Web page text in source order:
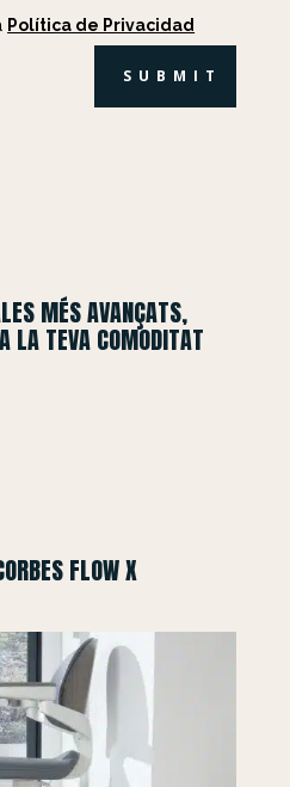
Política de Privacidad
SUBMIT
MÉS AVANÇATS,
LA TEVA COMODITAT
FLOW X